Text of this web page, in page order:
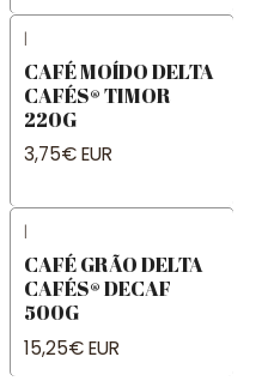
|
CAFÉ MOÍDO DELTA
CAFÉS® TIMOR
220G
3,75€ EUR
|
CAFÉ GRÃO DELTA
CAFÉS® DECAF
500G
15,25€ EUR